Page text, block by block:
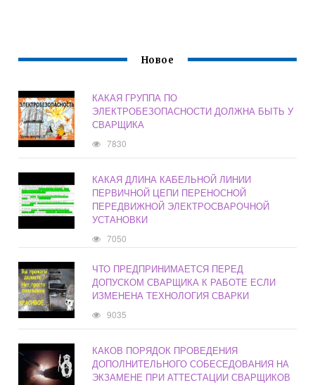
Новое
КАКАЯ ГРУППА ПО
ЭЛЕКТРОБЕЗОПАСНОСТИ ДОЛЖНА БЫТЬ У
СВАРЩИКА
7830
КАКАЯ ДЛИНА КАБЕЛЬНОЙ ЛИНИИ
ПЕРВИЧНОЙ ЦЕПИ ПЕРЕНОСНОЙ
ПЕРЕДВИЖНОЙ ЭЛЕКТРОСВАРОЧНОЙ
УСТАНОВКИ
7050
ЧТО ПРЕДПРИНИМАЕТСЯ ПЕРЕД
ДОПУСКОМ СВАРЩИКА К РАБОТЕ ЕСЛИ
ИЗМЕНЕНА ТЕХНОЛОГИЯ СВАРКИ
9035
КАКОВ ПОРЯДОК ПРОВЕДЕНИЯ
ДОПОЛНИТЕЛЬНОГО СОБЕСЕДОВАНИЯ НА
ЭКЗАМЕНЕ ПРИ АТТЕСТАЦИИ СВАРЩИКОВ